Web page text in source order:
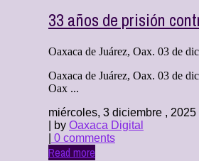
33 años de prisión
Oaxaca de Juárez, Oax. 03 de
Oaxaca de Juárez, Oax. 03 de
Oax ...
miércoles, 3 diciembre , 2025
| by Oaxaca Digital
0 comments
Read more